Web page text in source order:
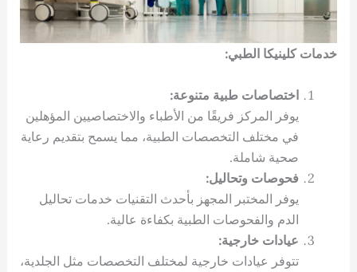
خدمات كلينيكا الطبي:
اختصاصات طبية متنوعة:
يوفر المركز فريقًا من الأطباء والاختصاصيين المؤهلين
في مختلف التخصصات الطبية، مما يسمح بتقديم رعاية
صحية شاملة.
فحوصات وتحاليل:
يوفر المختبر المجهز بأحدث التقنيات خدمات تحاليل
الدم والفحوصات الطبية بكفاءة عالية.
عيادات خارجية:
تتوفر عيادات خارجية لمختلف التخصصات مثل الجلدية،